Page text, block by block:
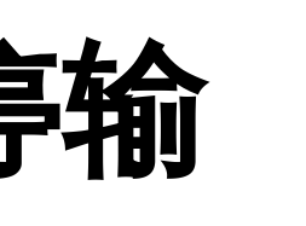
输